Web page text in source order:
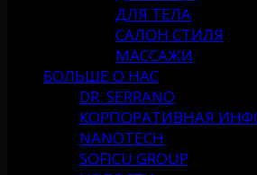
ДЛЯ ТЕЛА
САЛОН СТИЛЯ
МАССАЖИ
БОЛЬШЕ О НАС
DR. SERRANO
КОРПОРАТИВНАЯ
NANOTECH
SOFICU GROUP